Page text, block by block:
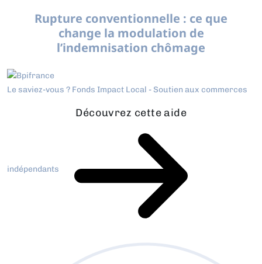
Rupture conventionnelle : ce que
change la modulation de
l’indemnisation chômage
Le saviez-vous ? Fonds Impact Local - Soutien aux commerces
indépendants
Découvrez cette aide